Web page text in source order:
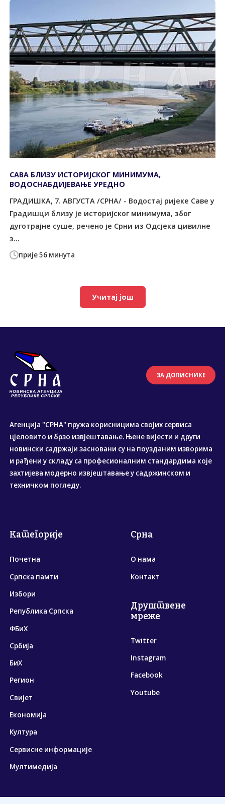
прије 56 минута
САВА БЛИЗУ ИСTОРИЈСКОГ МИНИМУМА,
ВОДОСНАБДИЈЕВАЊЕ УРЕДНО
ГРАДИШКА, 7. АВГУСТА /СРНА/ - Водостај ријеке Саве у
Градишци близу је историјског минимума, због
дуготрајне суше, речено је Срни из Одсјека цивилне
з...
Учитај још
ЗА ДОПИСНИКЕ
Агенција "СРНА" пружа корисницима својих сервиса
цјеловито и брзо извјештавање. Њене вијести и други
новински садржаји засновани су на поузданим изворима
и рађени у складу са професионалним стандардима које
захтијева модерно извјештавање у садржинском и
техничком погледу.
Категорије
Почетна
Српска памти
Избори
Република Српска
ФБиХ
Србија
БиХ
Регион
Свијет
Економија
Култура
Сервисне информације
Мултимедија
Срна
О нама
Контакт
Друштвене
мреже
Twitter
Instagram
Facebook
Youtube